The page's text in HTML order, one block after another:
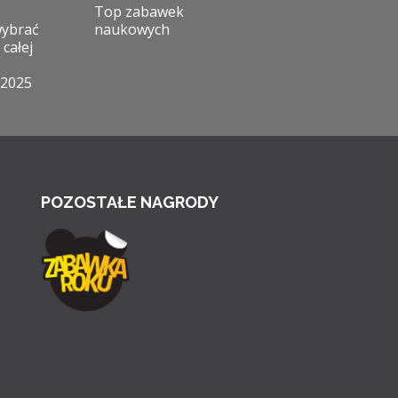
Top zabawek
naukowych
POZOSTAŁE NAGRODY